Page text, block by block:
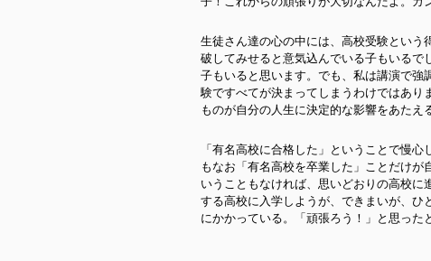
生徒さん達の心の中には、高校受験とい
破してみせると意気込んでいる子もいるで
子もいると思います。でも、私は講演で強
験ですべてが決まってしまうわけではあり
ものが自分の人生に決定的な影響をあたえ
「有名高校に合格した」ということで慢
もなお「有名高校を卒業した」ことだけ
いうこともなければ、思いどおりの高校
する高校に入学しようが、できまいが、ひ
にかかっている。「頑張ろう！」と思った